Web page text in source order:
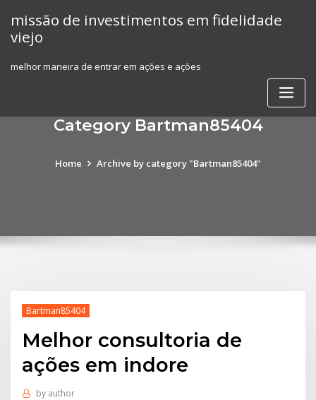
content
missão de investimentos em fidelidade
viejo
melhor maneira de entrar em ações e ações
Category Bartman85404
Home Archive by category "Bartman85404"
Bartman85404
Melhor consultoria de
ações em indore
by author